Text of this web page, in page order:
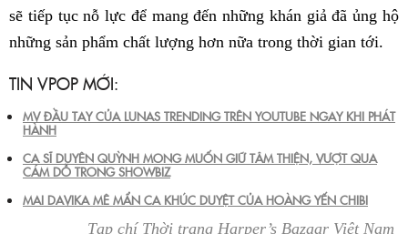
sẽ tiếp tục nỗ lực để mang đến những khán giả đã ủng hộ
những sản phẩm chất lượng hơn nữa trong thời gian tới.
TIN VPOP MỚI:
MV ĐẦU TAY CỦA LUNAS TRENDING TRÊN YOUTUBE NGAY KHI PHÁT
HÀNH
CA SĨ DUYÊN QUỲNH MONG MUỐN GIỮ TÂM THIỆN, VƯỢT QUA
CÁM DỖ TRONG SHOWBIZ
MAI DAVIKA MÊ MẨN CA KHÚC DUYỆT CỦA HOÀNG YẾN CHIBI
Tạp chí Thời trang Harper’s Bazaar Việt Nam